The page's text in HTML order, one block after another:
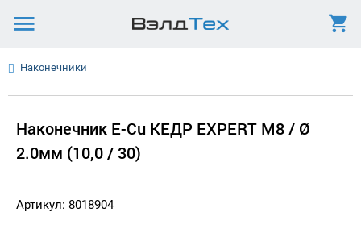
Наконечники
Наконечник E-Cu КЕДР EXPERT М8 / Ø
2.0мм (10,0 / 30)
Артикул: 8018904